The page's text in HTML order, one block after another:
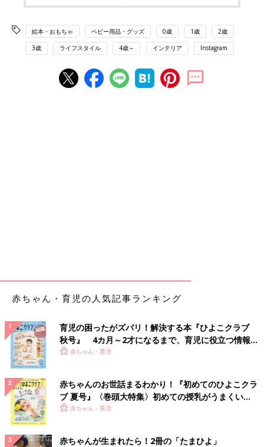
絵本・おもちゃ ベビー用品・グッズ 0歳 1歳 2歳
3歳 ライフスタイル 4歳～ インテリア Instagram
赤ちゃん・育児の人気記事ランキング
育児の困ったがズバリ！解決する本『ひよこクラブ
秋号』 4カ月～2才になるまで、育児に役立つ情報が
いっぱい！
赤ちゃん・育児
赤ちゃんのお世話まるわかり！『初めてのひよこクラ
ブ 夏号』〈巻頭大特集〉初めての授乳がうまくい
く！ おっぱい・ミルクの基本と夏のトラブル 解決テ
赤ちゃん・育児
赤ちゃんが生まれたら！2冊の「たまひよ」